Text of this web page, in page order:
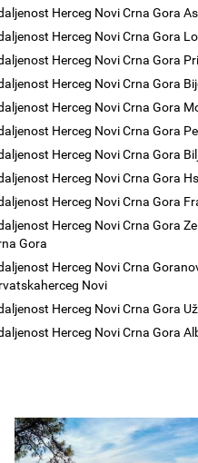
Herceg Novi Crna Gora
Herceg Novi Crna Gora
Herceg Novi Crna Gora
Herceg Novi Crna Gora
Herceg Novi Crna Gora
Herceg Novi Crna Gora
Herceg Novi Crna Gora
Herceg Novi Crna Gora
Herceg Novi Crna Gora
Herceg Novi Crna Gora
Gora
Herceg Novi Crna
Novi
Herceg Novi Crna Gora
Herceg Novi Crna Gora